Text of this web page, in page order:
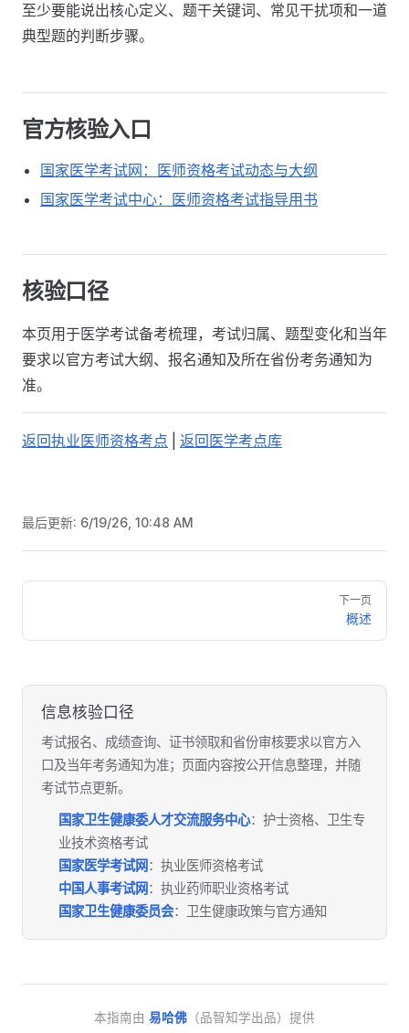
至少要能说出核心定义、题干关键词、常见干扰项和一道
典型题的判断步骤。
官方核验入口
国家医学考试网：医师资格考试动态与大纲
国家医学考试中心：医师资格考试指导用书
核验口径
本页用于医学考试备考梳理，考试归属、题型变化和当年
要求以官方考试大纲、报名通知及所在省份考务通知为
准。
返回执业医师资格考点 返回医学考点库
最后更新: 6/19/26, 10:48 AM
Pager
下一页
概述
信息核验口径
考试报名、成绩查询、证书领取和省份审核要求以官方入
口及当年考务通知为准；页面内容按公开信息整理，并随
考试节点更新。
国家卫生健康委人才交流服务中心：护士资格、卫生专
业技术资格考试
国家医学考试网 ：执业医师资格考试
中国人事考试网 ：执业药师职业资格考试
国家卫生健康委员会：卫生健康政策与官方通知
本指南由 易哈佛 （品智知学出品）提供